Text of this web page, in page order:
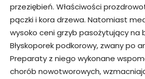
przeziębień. Właściwości
pączki i kora drzewa. Natomiast
wysoko ceni grzyb pasożytujący na
Błyskoporek podkorowy, zwany po
Preparaty z niego wykonane
chorób nowotworowych,